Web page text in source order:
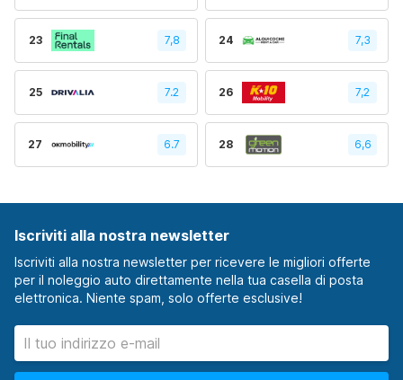
23 7,8 24 7,3
25 7.2 26 7,2
27 6.7 28 6,6
Iscriviti alla nostra newsletter
Iscriviti alla nostra newsletter per ricevere le migliori offerte
per il noleggio auto direttamente nella tua casella di posta
elettronica. Niente spam, solo offerte esclusive!